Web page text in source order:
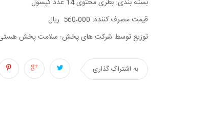
بسته بندی: بطری محتوی 14 عدد کپسول
قیمت مصرف کننده: 560،000 ریال
توزیع توسط شرکت های پخش: سلامت پخش هستی،
به اشتراک گذاری